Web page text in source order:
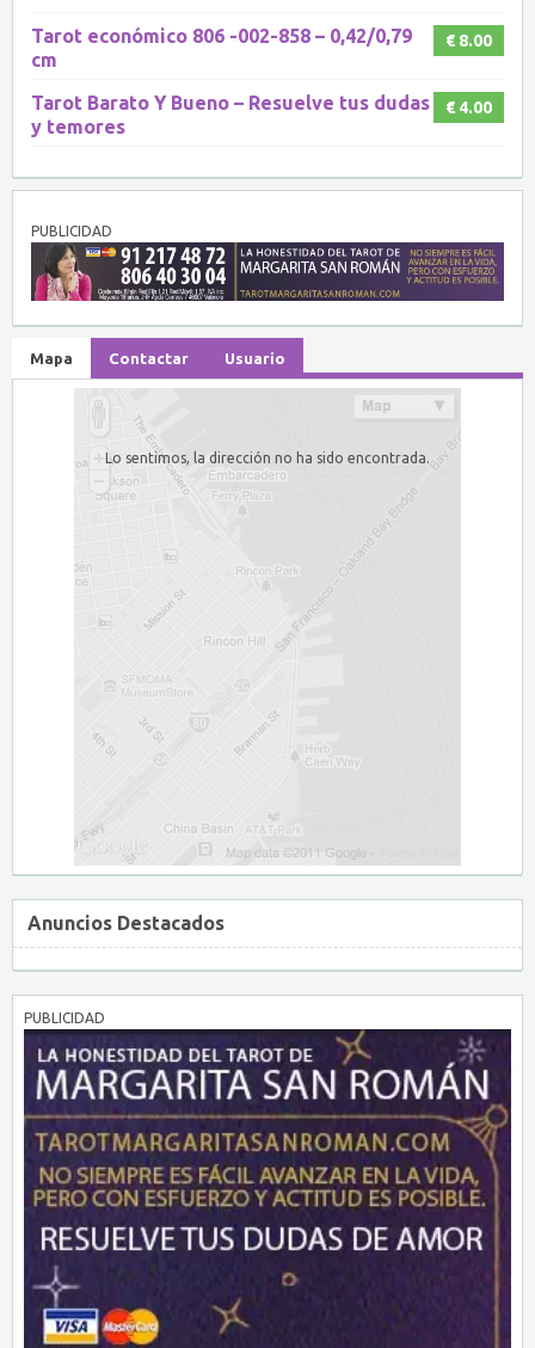
€ 8.00
Tarot económico 806 -002-858 – 0,42/0,79
cm
€ 4.00
Tarot Barato Y Bueno – Resuelve tus dudas
y temores
PUBLICIDAD
Mapa Contactar Usuario
Lo sentimos, la dirección no ha sido encontrada.
Anuncios Destacados
PUBLICIDAD